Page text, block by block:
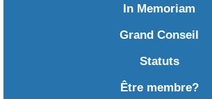
In Memoriam
Grand Conseil
Statuts
Être membre?